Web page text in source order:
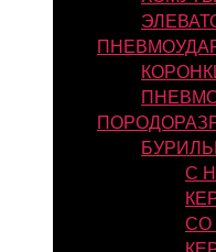
С